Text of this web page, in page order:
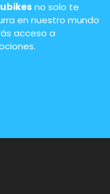
no solo te
en nuestro mundo
acceso a